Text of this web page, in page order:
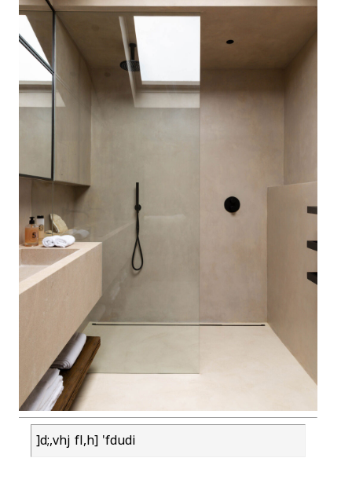
]d;,vhj fl,h] 'fdudi